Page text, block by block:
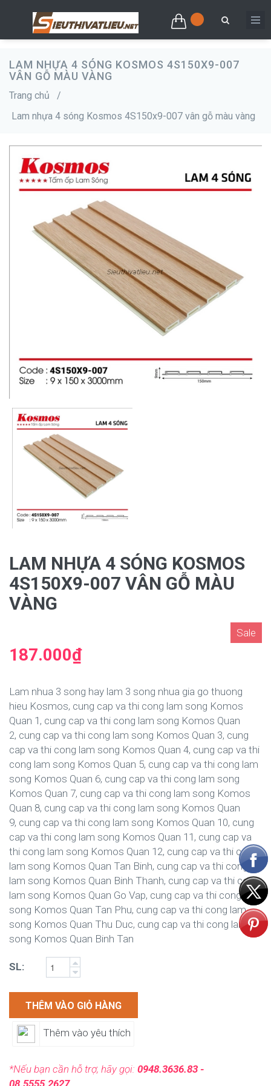
LAM NHỰA 4 SÓNG KOSMOS 4S150X9-007
VÂN GỖ MÀU VÀNG
Trang chủ
/
Lam nhựa 4 sóng Kosmos 4S150x9-007 vân gỗ màu vàng
LAM NHỰA 4 SÓNG KOSMOS
4S150X9-007 VÂN GỖ MÀU
VÀNG
Sale
187.000₫
Lam nhua 3 song hay lam 3 song nhua gia go thuong
hieu Kosmos, cung cap va thi cong lam song Komos
Quan 1, cung cap va thi cong lam song Komos Quan
2, cung cap va thi cong lam song Komos Quan 3, cung
cap va thi cong lam song Komos Quan 4, cung cap va thi
cong lam song Komos Quan 5, cung cap va thi cong lam
song Komos Quan 6, cung cap va thi cong lam song
Komos Quan 7, cung cap va thi cong lam song Komos
Quan 8, cung cap va thi cong lam song Komos Quan
9, cung cap va thi cong lam song Komos Quan 10, cung
cap va thi cong lam song Komos Quan 11, cung cap va
thi cong lam song Komos Quan 12, cung cap va thi cong
lam song Komos Quan Tan Binh, cung cap va thi cong
lam song Komos Quan Binh Thanh, cung cap va thi cong
lam song Komos Quan Go Vap, cung cap va thi cong lam
song Komos Quan Tan Phu, cung cap va thi cong lam
song Komos Quan Thu Duc, cung cap va thi cong lam
song Komos Quan Binh Tan
SL:
THÊM VÀO GIỎ HÀNG
Thêm vào yêu thích
*Nếu bạn cần hỗ trợ, hãy gọi: 0948.3636.83 -
08.5555.2627